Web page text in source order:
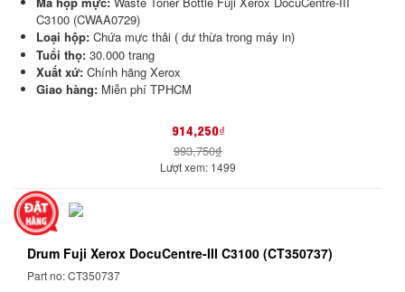
C3100 (CWAA0729)
Loại hộp: Chứa mực thải ( dư thừa trong máy in)
Tuổi thọ: 30.000 trang
Xuất xứ: Chính hãng Xerox
Giao hàng: Miễn phí TPHCM
914,250₫
993,750₫
Lượt xem: 1499
Drum Fuji Xerox DocuCentre-III C3100 (CT350737)
Part no: CT350737